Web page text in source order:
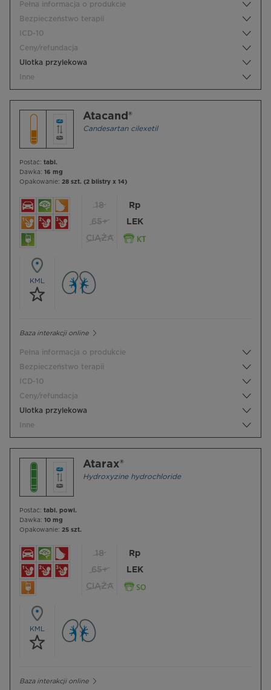
Pełna informacja o produkcie
Bezpieczeństwo terapii
ICD-10
Ceny/refundacja
Ulotka przylekowa
Inne
Atacand®
Candesartan cilexetil
Postać: tabl.
Dawka: 16 mg
Opakowanie: 28 szt. (2 blistry x 14)
18
65+
CIĄŻA
Rp
LEK
KML
Baza interakcji online
Pełna informacja o produkcie
Bezpieczeństwo terapii
ICD-10
Ceny/refundacja
Ulotka przylekowa
Inne
Atarax®
Hydroxyzine hydrochloride
Postać: tabl. powl.
Dawka: 10 mg
Opakowanie: 25 szt.
18
65+
CIĄŻA
Rp
LEK
KML
Baza interakcji online